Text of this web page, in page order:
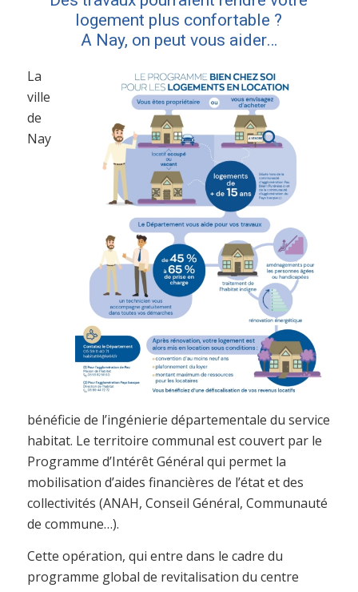
logement plus confortable ?
A Nay, on peut vous aider…
La
ville
de
Nay
bénéficie de l’ingénierie départementale du service
habitat. Le territoire communal est couvert par le
Programme d’Intérêt Général qui permet la
mobilisation d’aides financières de l’état et des
collectivités (ANAH, Conseil Général, Communauté
de commune…).
Cette opération, qui entre dans le cadre du
programme global de revitalisation du centre